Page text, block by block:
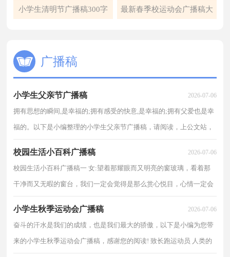
（通用8篇）
小学生清明节广播稿300字 最新春季校运动会广播稿大
广播稿
小学生父亲节广播稿 2026-07-06
拥有思想的瞬间,是幸福的;拥有感受的快意,是幸福的;拥有父爱也是幸
福的。以下是小编整理的小学生父亲节广播稿，请阅读，上公文站，
们，
校园生活小百科广播稿 2026-07-06
校园生活小百科广播稿一 女:望着那耀眼而又明亮的窗玻璃，看着那
干净而又无暇的窗台，我们一定会觉得是那么赏心悦目，心情一定会
小学生秋季运动会广播稿 2026-07-06
奋斗的汗水是我们的成绩，也是我们最大的骄傲，以下是小编为您带
来的小学生秋季运动会广播稿，感谢您的阅读! 致长跑运动员 人类的